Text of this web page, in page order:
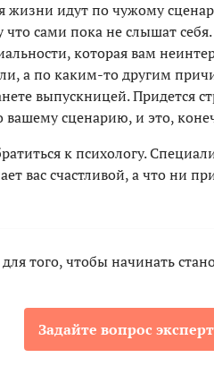
жизни идут по чужому
что сами пока не слышат
которая вам
а по каким-то другим
выпускницей. Придется
вашему сценарию, и это,
к психологу.
вас счастливой, а что ни
того, чтобы начинать
Задайте вопрос